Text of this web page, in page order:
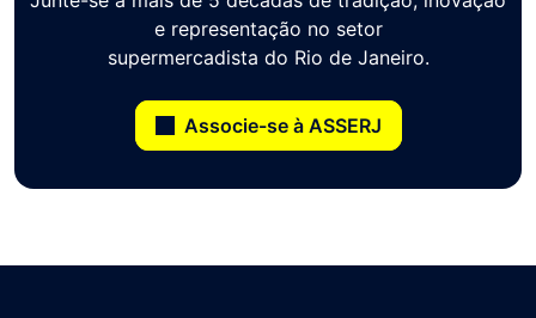
e representação no setor
supermercadista do Rio de Janeiro.
Associe-se à ASSERJ